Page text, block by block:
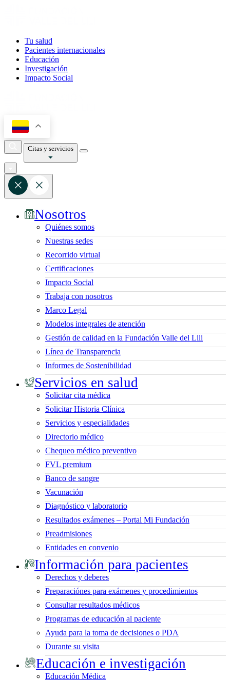
Tu salud
Pacientes internacionales
Educación
Investigación
Impacto Social
Citas y servicios
Nosotros
Quiénes somos
Nuestras sedes
Recorrido virtual
Certificaciones
Impacto Social
Trabaja con nosotros
Marco Legal
Modelos integrales de atención
Gestión de calidad en la Fundación Valle del Lili
Línea de Transparencia
Informes de Sostenibilidad
Servicios en salud
Solicitar cita médica
Solicitar Historia Clínica
Servicios y especialidades
Directorio médico
Chequeo médico preventivo
FVL premium
Banco de sangre
Vacunación
Diagnóstico y laboratorio
Resultados exámenes – Portal Mi Fundación
Preadmisiones
Entidades en convenio
Información para pacientes
Derechos y deberes
Preparaciónes para exámenes y procedimientos
Consultar resultados médicos
Programas de educación al paciente
Ayuda para la toma de decisiones o PDA
Durante su visita
Educación e investigación
Educación Médica